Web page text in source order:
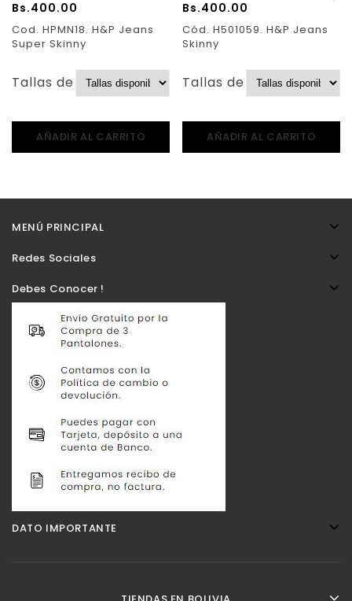
Bs.400.00
Cod. HPMN18. H&P Jeans
Super Skinny
Tallas de Pantalones:
AÑADIR AL CARRITO
Bs.400.00
Cód. H501059. H&P Jeans
Skinny
Tallas de Pantalones:
AÑADIR AL CARRITO
MENÚ PRINCIPAL
Redes Sociales
Debes Conocer !
DATO IMPORTANTE